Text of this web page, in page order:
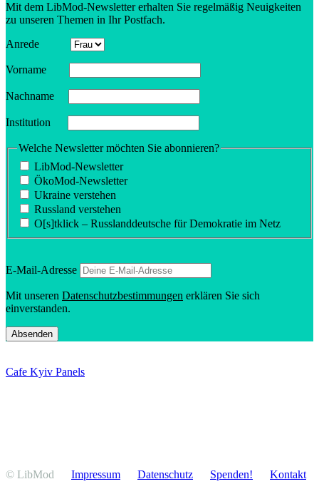
Mit dem LibMod-Newsletter erhalten Sie regel­mäßig Neuig­keiten
zu unseren Themen in Ihr Postfach.
Anrede
Vorname
Nachname
Insti­tution
Welche Newsletter möchten Sie abonnieren?
LibMod-Newsletter
ÖkoMod-Newsletter
Ukraine verstehen
Russland verstehen
O[s]tklick – Russland­deutsche für Demokratie im Netz
E‑Mail-Adresse
Mit unseren Daten­schutz­be­stim­mungen erklären Sie sich
einverstanden.
Cafe Kyiv Panels
© LibMod Impressum Daten­schutz Spenden! Kontakt